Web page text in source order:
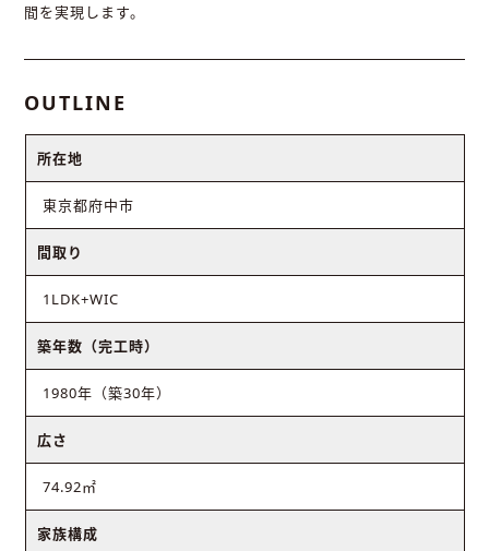
間を実現します。
OUTLINE
所在地
東京都府中市
間取り
1LDK+WIC
築年数（完工時）
1980年（築30年）
広さ
74.92㎡
家族構成